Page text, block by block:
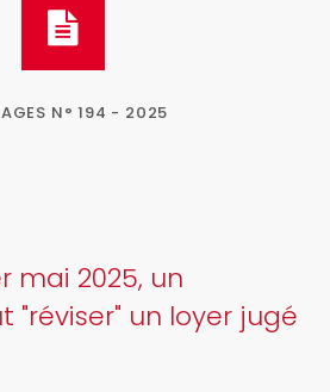
N° 194 - 2025
mai 2025, un
un loyer jugé